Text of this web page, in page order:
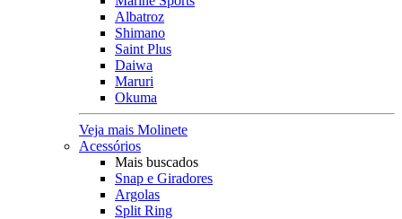
Albatroz
Shimano
Saint Plus
Daiwa
Maruri
Okuma
Veja mais Molinete
Acessórios
Mais buscados
Snap e Giradores
Argolas
Split Ring